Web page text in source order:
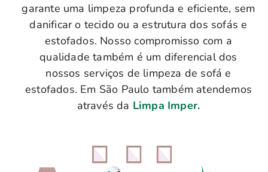
garante uma limpeza profunda e eficiente, sem
danificar o tecido ou a estrutura dos sofás e
estofados. Nosso compromisso com a
qualidade também é um diferencial dos
nossos serviços de limpeza de sofá e
estofados. Em São Paulo também atendemos
através da Limpa Imper.